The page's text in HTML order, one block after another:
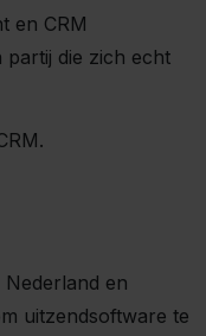
en CRM
partij die zich echt
en
uitzendsoftware te